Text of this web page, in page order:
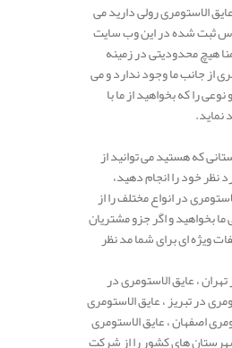
الاستومری رولی دارید می
ثبت شده در این وب سایت
هیچ محدودیتی در زمینه
از جانب ما وجود ندارد و می
را که بخواهید از ما با
نماید.
که هستید می توانید از
خود را انجام دهید،
در انواع مختلف را از
بخواهید و اگر جزو مشتریان
ویژه ای برای شما مد نظر
، عایق الاستومری در
در تبریز ، عایق الاستومری
اصفهان ، عایق الاستومری
های کشور را از شرکت